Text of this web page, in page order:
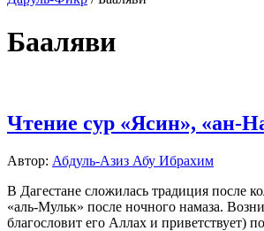
Бааляви
Чтение сур «Ясин», «ан-
Автор: Абдуль-Азиз Абу Ибрахим
В Дагестане сложилась традиция после
«аль-Мульк» после ночного намаза.
благословит его Аллах и